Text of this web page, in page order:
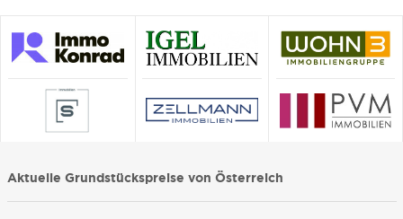
Aktuelle Grundstückspreise von Österreich